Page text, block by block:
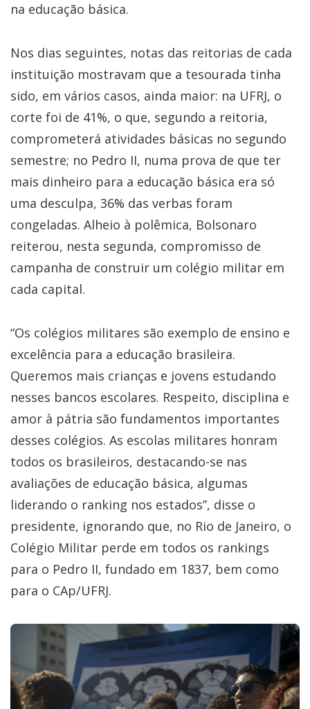
na educação básica.
Nos dias seguintes, notas das reitorias de cada
instituição mostravam que a tesourada tinha
sido, em vários casos, ainda maior: na UFRJ, o
corte foi de 41%, o que, segundo a reitoria,
comprometerá atividades básicas no segundo
semestre; no Pedro II, numa prova de que ter
mais dinheiro para a educação básica era só
uma desculpa, 36% das verbas foram
congeladas. Alheio à polêmica, Bolsonaro
reiterou, nesta segunda, compromisso de
campanha de construir um colégio militar em
cada capital.
“Os colégios militares são exemplo de ensino e
excelência para a educação brasileira.
Queremos mais crianças e jovens estudando
nesses bancos escolares. Respeito, disciplina e
amor à pátria são fundamentos importantes
desses colégios. As escolas militares honram
todos os brasileiros, destacando-se nas
avaliações de educação básica, algumas
liderando o ranking nos estados”, disse o
presidente, ignorando que, no Rio de Janeiro, o
Colégio Militar perde em todos os rankings
para o Pedro II, fundado em 1837, bem como
para o CAp/UFRJ.